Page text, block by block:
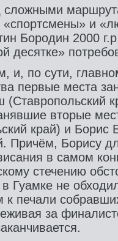
сложными
«спортсмены» и
Бородин 2000
десятке»
и, по сути,
первые места
вторые
край) и
Причём, Борису
в самом
стечению
Гуамке не
к печали
за